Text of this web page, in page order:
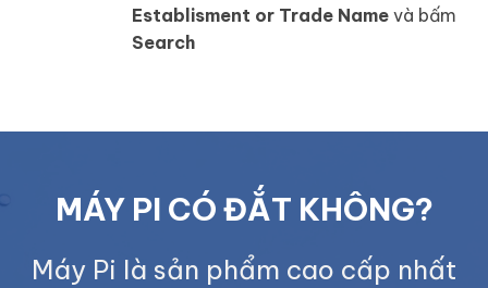
Establisment or Trade Namevà bấm
Search
MÁY PI CÓ ĐẮT KHÔNG?
Máy Pi là sản phẩm cao cấp nhất